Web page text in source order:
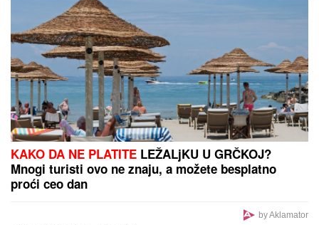
KAKO DA NE PLATITE LEŽALjKU U GRČKOJ?
Mnogi turisti ovo ne znaju, a možete besplatno
proći ceo dan
by Aklamator